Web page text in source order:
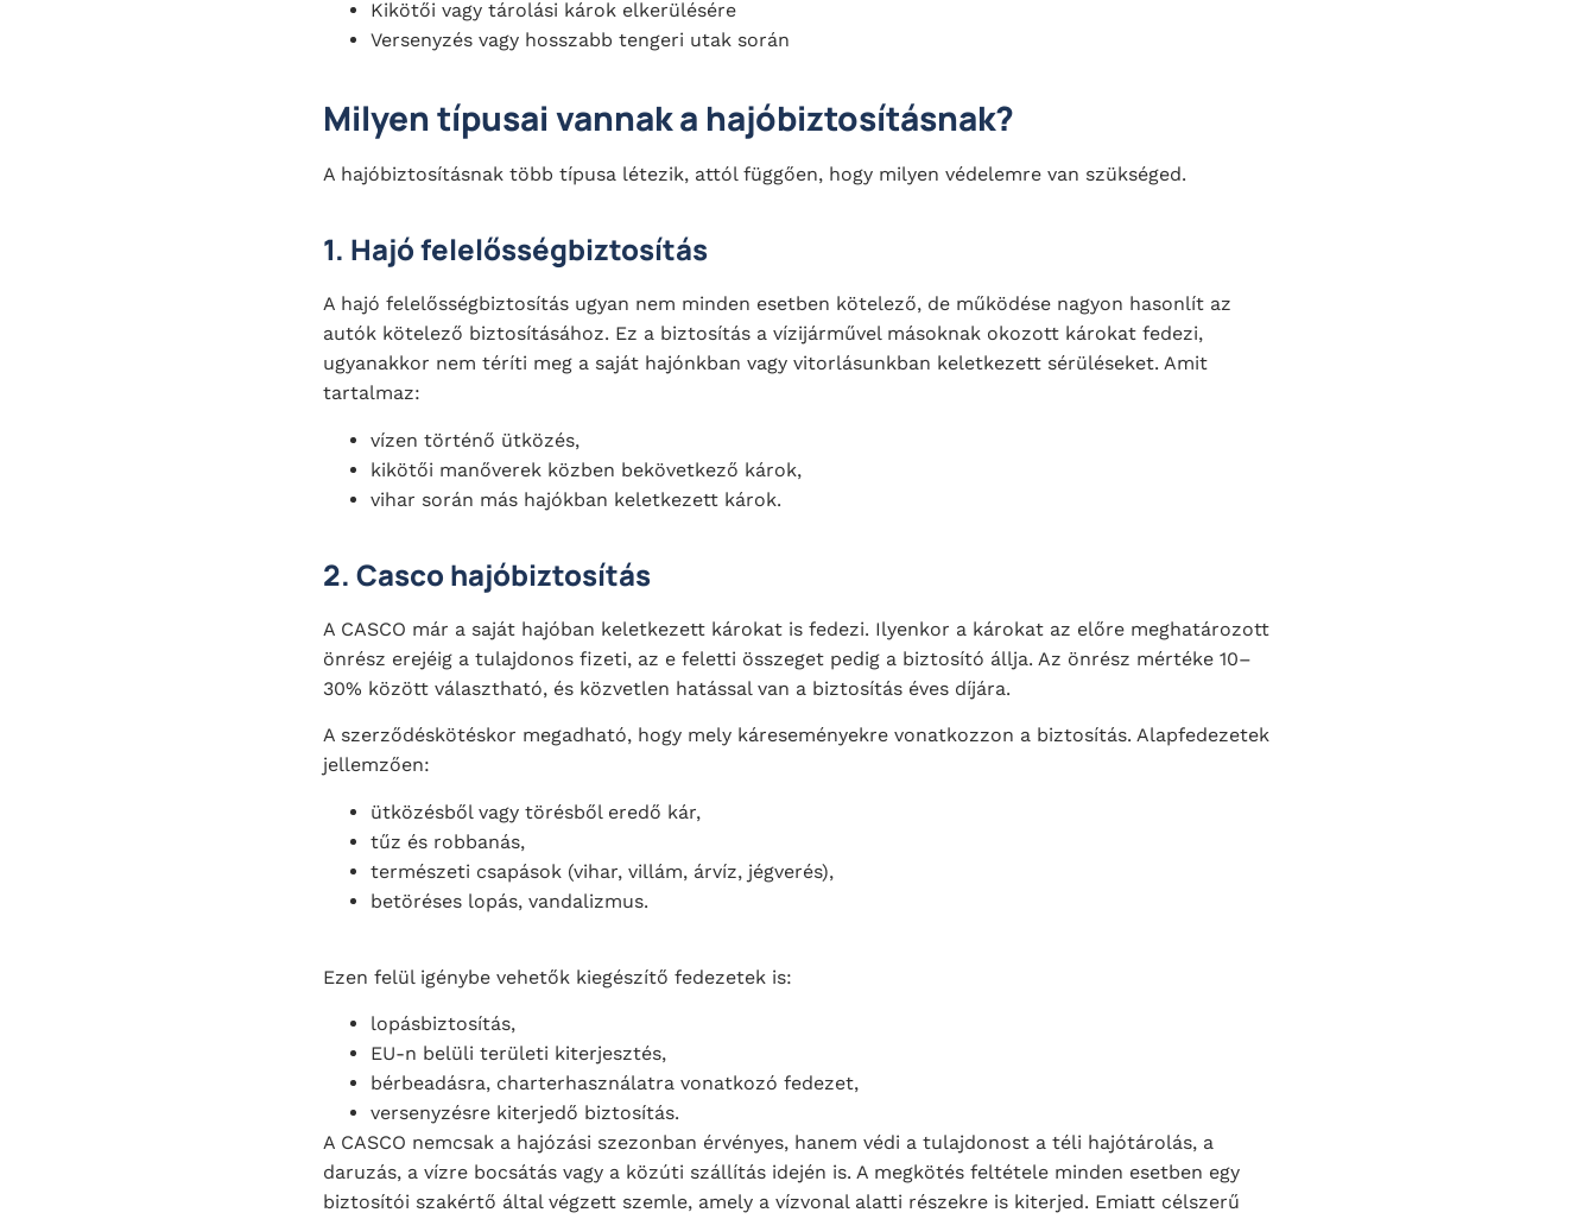
Kikötői vagy tárolási károk elkerülésére
Versenyzés vagy hosszabb tengeri utak során
Milyen típusai vannak a hajóbiztosításnak?
A hajóbiztosításnak több típusa létezik, attól függően, hogy milyen védelemre van szükséged.
1. Hajófelelősségbiztosítás
A hajó felelősségbiztosítás ugyan nem minden esetben kötelező, de működése nagyon hasonlít az
autók kötelező biztosításához. Ez a biztosítás a vízijárművel másoknak okozott károkat fedezi,
ugyanakkor nem téríti meg a saját hajónkban vagy vitorlásunkban keletkezett sérüléseket. Amit
tartalmaz:
vízen történő ütközés,
kikötői manőverek közben bekövetkező károk,
vihar során más hajókban keletkezett károk.
2. Casco hajóbiztosítás
A CASCO már a saját hajóban keletkezett károkat is fedezi. Ilyenkor a károkat az előre meghatározott
önrész erejéig a tulajdonos fizeti, az e feletti összeget pedig a biztosító állja. Az önrész mértéke 10–
30% között választható, és közvetlen hatással van a biztosítás éves díjára.
A szerződéskötéskor megadható, hogy mely káreseményekre vonatkozzon a biztosítás. Alapfedezetek
jellemzően:
ütközésből vagy törésből eredő kár,
tűz és robbanás,
természeti csapások (vihar, villám, árvíz, jégverés),
betöréses lopás, vandalizmus.
Ezen felül igénybe vehetők kiegészítő fedezetek is:
lopásbiztosítás,
EU-n belüli területi kiterjesztés,
bérbeadásra, charterhasználatra vonatkozó fedezet,
versenyzésre kiterjedő biztosítás.
A CASCO nemcsak a hajózási szezonban érvényes, hanem védi a tulajdonost a téli hajótárolás, a
daruzás, a vízre bocsátás vagy a közúti szállítás idején is. A megkötés feltétele minden esetben egy
biztosítói szakértő által végzett szemle, amely a vízvonal alatti részekre is kiterjed. Emiatt célszerű